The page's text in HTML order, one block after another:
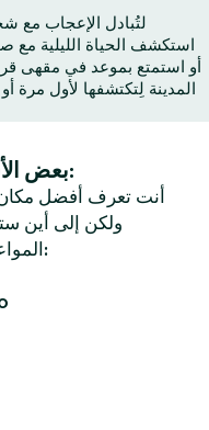
استكشف الحياة الليلية مع
أو استمتع بموعد في مقهى
المدينة لِتكتشفها لأول
بعض الأفكار لموعد مميز في كولومبو:
أنت تعرف أفضل
ولكن إلى أين
المواعدة وأكثر الأفكار شعبية في المدينة: